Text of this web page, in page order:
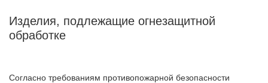
Изделия, подлежащие огнезащитной
обработке
Согласно требованиям противопожарной безопасности